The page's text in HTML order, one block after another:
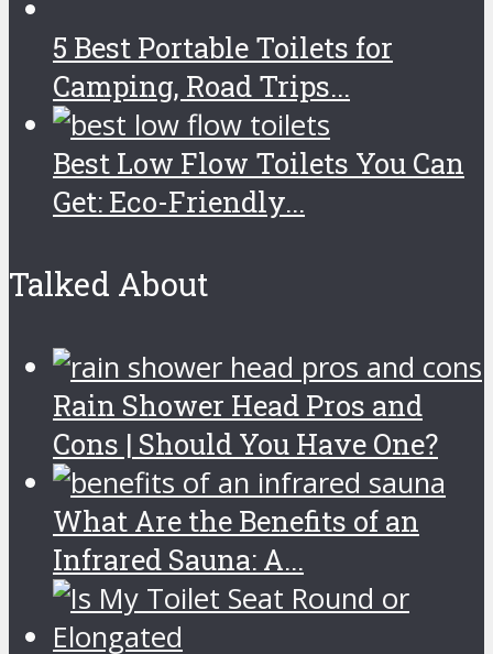
5 Best Portable Toilets for
Camping, Road Trips...
Best Low Flow Toilets You Can
Get: Eco-Friendly...
Talked About
Rain Shower Head Pros and
Cons | Should You Have One?
What Are the Benefits of an
Infrared Sauna: A...